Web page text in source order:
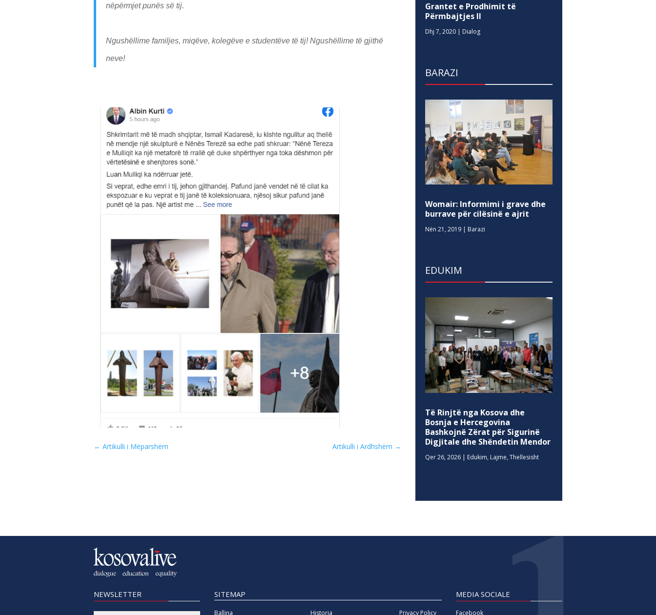
nëpërmjet punës së tij.
Ngushëllime familjes, miqëve, kolegëve e studentëve të tij! Ngushëllime të gjithë
neve!
← Artikulli i Mëparshëm Artikulli i Ardhshëm →
Grantet e Prodhimit të
Përmbajtjes II
Dhj 7, 2020 | Dialog
BARAZI
Womair: Informimi i grave dhe
burrave për cilësinë e ajrit
Nën 21, 2019 | Barazi
EDUKIM
Të Rinjtë nga Kosova dhe
Bosnja e Hercegovina
Bashkojnë Zërat për Sigurinë
Digjitale dhe Shëndetin Mendor
Qer 26, 2026 | Edukim, Lajme,Thellesisht
NEWSLETTER SITEMAP
Ballina Historia Privacy Policy
MEDIA SOCIALE
Facebook